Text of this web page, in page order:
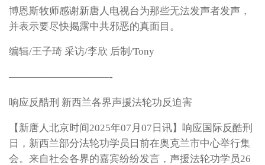
博恩斯牧师感谢新唐人电视台为那些无法发声者发声，
并表示要尽快揭露中共邪恶的真面目。
编辑/王子琦 采访/李欣 后制/Tony
——————————-
响应反酷刑 新西兰各界声援法轮功反迫害
【新唐人北京时间2025年07月07日讯】响应国际反酷刑
日，新西兰部分法轮功学员日前在奥克兰市中心举行集
会。来自社会各界的嘉宾纷纷发言，声援法轮功学员26